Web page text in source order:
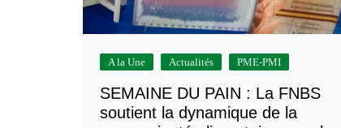
A la Une Actualités PME-PMI
SEMAINE DU PAIN : La FNBS
soutient la dynamique de la